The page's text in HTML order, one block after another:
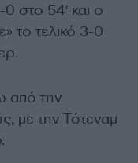
στο 54′ και ο
το τελικό 3-0
από την
με την Τότεναμ